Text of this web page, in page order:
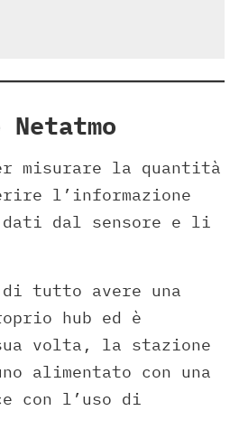
misurare la quantità
l’informazione
dati dal sensore e li
di tutto avere una
hub ed è
volta, la stazione
alimentato con una
con l’uso di